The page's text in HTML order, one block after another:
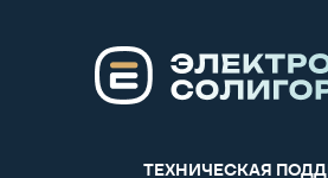
ТЕХНИЧЕСКАЯ